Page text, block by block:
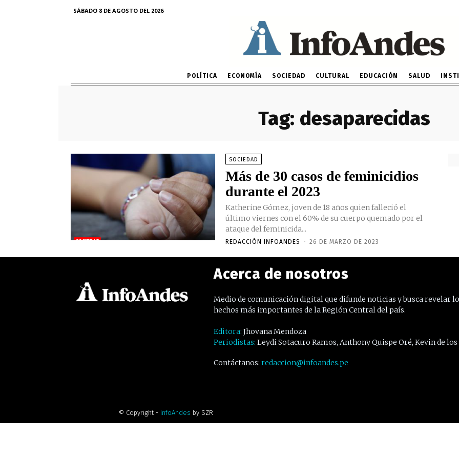
SÁBADO 8 DE AGOSTO DEL 2026
POLÍTICA ECONOMÍA SOCIEDAD CULTURAL EDUCACIÓN SALUD
Tag: desaparecidas
SOCIEDAD
Más de 30 casos de feminicidios
durante el 2023
Katherine Gómez, joven de 18 años quien falleció el
último viernes con el 60% de su cuerpo quemado por el
ataque del feminicida...
REDACCIÓN INFOANDES - 26 DE MARZO DE 2023
Acerca de nosotros
Medio de comunicación digital que difunde noticias y busca revelar
hechos más importantes de la Región Central del país.
Editora: Jhovana Mendoza
Periodistas: Leydi Sotacuro Ramos, Anthony Quispe Oré, Kevin de los
Contáctanos: redaccion@infoandes.pe
© Copyright - InfoAndes by SZR